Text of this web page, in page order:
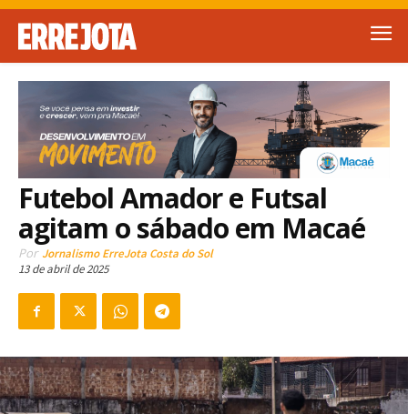
Futebol Amador e Futsal
agitam o sábado em Macaé
Por Jornalismo ErreJota Costa do Sol
13 de abril de 2025